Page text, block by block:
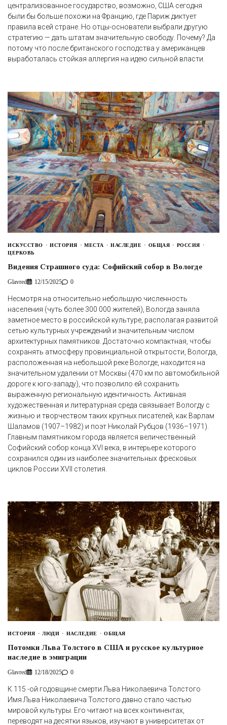
централизованное государство, возможно, США сегодня
были бы больше похожи на Францию, где Париж диктует
правила всей стране. Но отцы-основатели выбрали другую
стратегию — дать штатам значительную свободу. Почему? Да
потому что после британского господства у американцев
выработалась стойкая аллергия на идею сильной власти.
ИСКУССТВО ИСТОРИЯ МЕСТА НАСЛЕДИЕ ОБЩАЯ
РОССИЯ
ЦЕРКОВЬ
Видения Страшного суда: Софийский собор в Вологде
Glavred 12/15/2025 0
Несмотря на относительно небольшую численность
населения (чуть более 300 000 жителей), Вологда заняла
заметное место в российской культуре, располагая развитой
сетью культурных учреждений и значительным числом
архитектурных памятников. Достаточно компактная, чтобы
сохранять атмосферу провинциальной открытости, Вологда,
расположенная на небольшой реке Вологде, находится на
значительном удалении от Москвы (470 км по автомобильной
дороге к юго-западу), что позволило ей сохранить
выраженную региональную идентичность. Активная
художественная и литературная среда связывает Вологду с
жизнью и творчеством таких крупных писателей, как Варлам
Шаламов (1907–1982) и поэт Николай Рубцов (1936–1971).
Главным памятником города является величественный
Софийский собор конца XVI века, в интерьере которого
сохранился один из наиболее значительных фресковых
циклов России XVII столетия.
ИСТОРИЯ ЛЮДИ НАСЛЕДИЕ ОБЩАЯ
Потомки Льва Толстого в США и русское культурное
наследие в эмиграции
Glavred 12/18/2025 0
К 115 -ой годовщине смерти Льва Николаевича Толстого
Имя Льва Николаевича Толстого давно стало частью
мировой культуры. Его читают на всех континентах,
переводят на десятки языков, изучают в университетах от